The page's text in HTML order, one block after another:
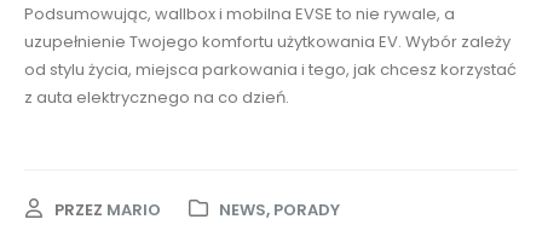
Podsumowując, wallbox i mobilna EVSE to nie rywale, a
uzupełnienie Twojego komfortu użytkowania EV. Wybór zależy
od stylu życia, miejsca parkowania i tego, jak chcesz korzystać
z auta elektrycznego na co dzień.
PRZEZ MARIO NEWS, PORADY